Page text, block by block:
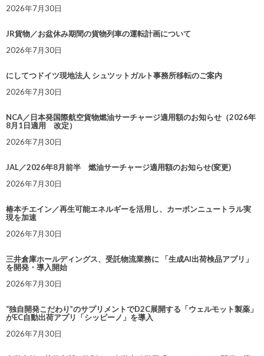
2026年7月30日
JR貨物／お盆休み期間の貨物列車の運転計画について
2026年7月30日
にしてつドイツ現地法人 シュツットガルト事務所移転のご案内
2026年7月30日
NCA／日本発国際航空貨物燃油サーチャージ適用額のお知らせ（2026年
8月1日適用 改定）
2026年7月30日
JAL／2026年8月前半 燃油サーチャージ適用額のお知らせ(変更)
2026年7月30日
椿本チエイン／再生可能エネルギーを活用し、カーボンニュートラル実
現を加速
2026年7月30日
三井倉庫ホールディングス、受託物流業務に 「生成AI出荷検品アプリ」
を開発・導入開始
2026年7月30日
“独自開発こだわり”のサプリメントでD2C展開する「ウェルモット製薬」
がEC自動出荷アプリ「シッピーノ」を導入
2026年7月30日